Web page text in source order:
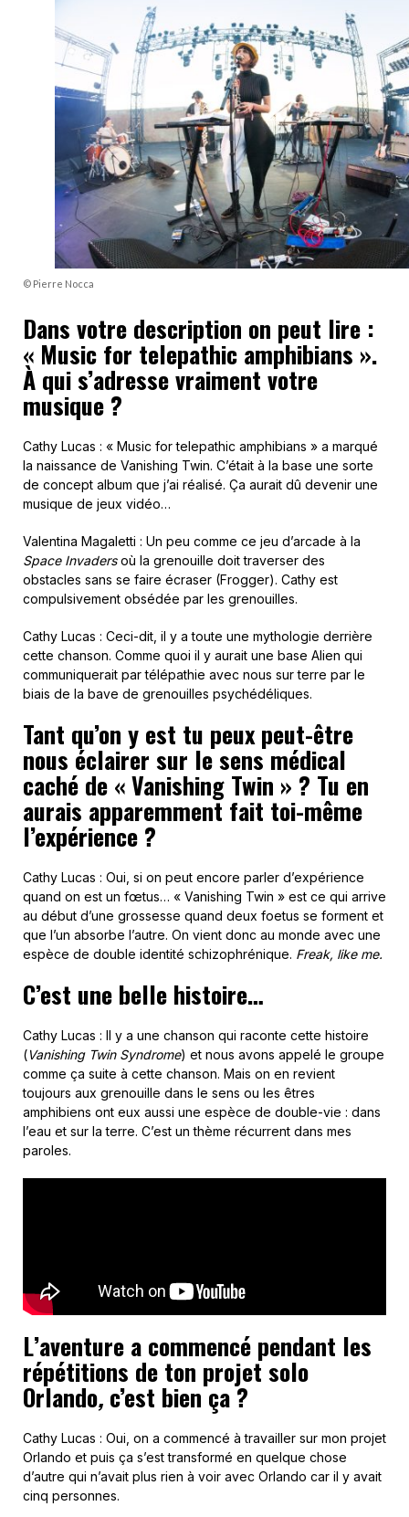
© Pierre Nocca
Dans votre description on peut lire :
« Music for telepathic amphibians ».
À qui s’adresse vraiment votre
musique ?
Cathy Lucas : « Music for telepathic amphibians » a marqué
la naissance de Vanishing Twin. C’était à la base une sorte
de concept album que j’ai réalisé. Ça aurait dû devenir une
musique de jeux vidéo…
Valentina Magaletti : Un peu comme ce jeu d’arcade à la
Space Invadersoù la grenouille doit traverser des
obstacles sans se faire écraser (Frogger). Cathy est
compulsivement obsédée par les grenouilles.
Cathy Lucas : Ceci-dit, il y a toute une mythologie derrière
cette chanson. Comme quoi il y aurait une base Alien qui
communiquerait par télépathie avec nous sur terre par le
biais de la bave de grenouilles psychédéliques.
Tant qu’on y est tu peux peut-être
nous éclairer sur le sens médical
caché de « Vanishing Twin » ? Tu en
aurais apparemment fait toi-même
l’expérience ?
Cathy Lucas : Oui, si on peut encore parler d’expérience
quand on est un fœtus… « Vanishing Twin » est ce qui arrive
au début d’une grossesse quand deux foetus se forment et
que l’un absorbe l’autre. On vient donc au monde avec une
espèce de double identité schizophrénique. Freak, like me.
C’est une belle histoire…
Cathy Lucas : Il y a une chanson qui raconte cette histoire
(Vanishing Twin Syndrome) et nous avons appelé le groupe
comme ça suite à cette chanson. Mais on en revient
toujours aux grenouille dans le sens ou les êtres
amphibiens ont eux aussi une espèce de double-vie : dans
l’eau et sur la terre. C’est un thème récurrent dans mes
paroles.
L’aventure a commencé pendant les
répétitions de ton projet solo
Orlando, c’est bien ça ?
Cathy Lucas : Oui, on a commencé à travailler sur mon projet
Orlando et puis ça s’est transformé en quelque chose
d’autre qui n’avait plus rien à voir avec Orlando car il y avait
cinq personnes.